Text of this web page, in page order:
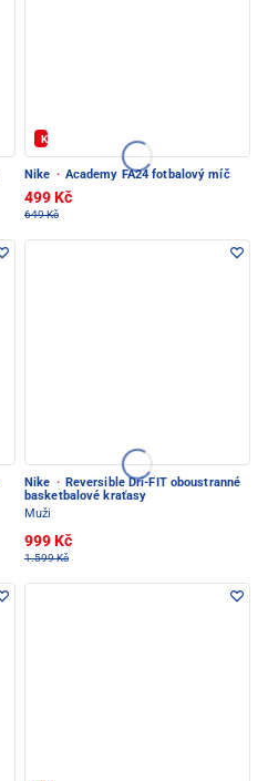
Kód: FOTBAL20
Nike · Academy FA24 fotbalový míč
499 Kč
649 Kč
Nike · Reversible Dri-FIT oboustranné
basketbalové kraťasy
Muži
999 Kč
1.599 Kč